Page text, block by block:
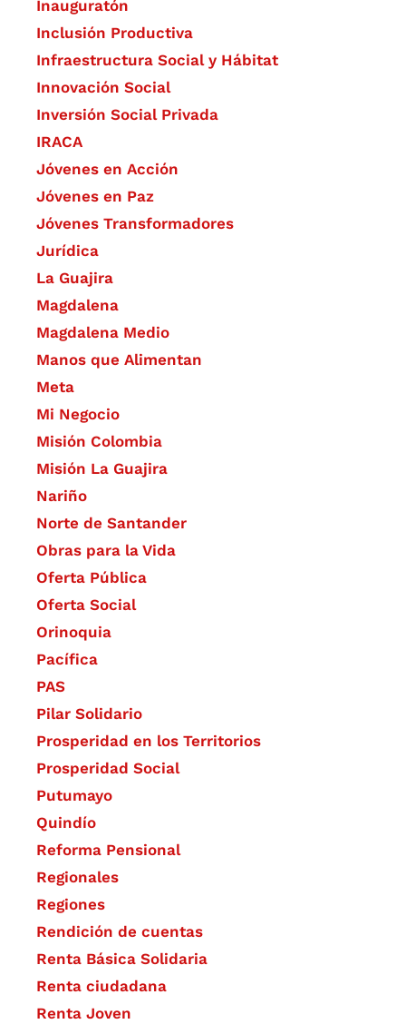
Inauguratón
Inclusión Productiva
Infraestructura Social y Hábitat
​Innovación Social
Inversión Social Privada
IRACA
Jóvenes en Acción
Jóvenes en Paz
Jóvenes Transformadores
Jurídica
La Guajira
Magdalena
Magdalena Medio
Manos que Alimentan
Meta
Mi Negocio
Misión Colombia
Misión La Guajira
Nariño
Norte de Santander
Obras para la Vida
Oferta Pública
Oferta Social​​
Orinoquia
Pacífica
PAS
Pilar Solidario
Prosperidad en los Territorios
Prosperidad Social
Putumayo
Quindío
Reforma Pensional
Regionales
Regiones
Rendición de cuentas
Renta Básica Solidaria
Renta ciudadana
Renta Joven